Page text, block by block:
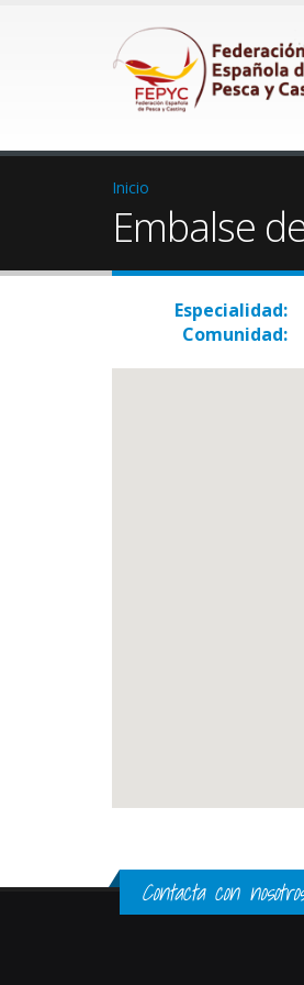
Inicio
Embalse
Especialidad:
Comunidad:
Contacta con